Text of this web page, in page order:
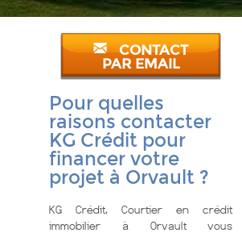
CONTACT
PAR EMAIL
Pour quelles
raisons contacter
KG Crédit pour
financer votre
projet à Orvault ?
KG Crédit, Courtier en crédit
immobilier à Orvault vous